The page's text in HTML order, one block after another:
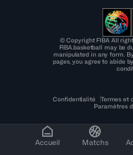
Accueil Matchs
© Copyright FIBA All
FIBA.basketball may be
manipulated in any form.
pages, you agree to abide
Confidentialité Termes et
Paramètres